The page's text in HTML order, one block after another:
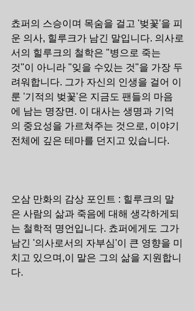
쵸퍼의 스승이며 목숨을 걸고 '벚꽃'을 피
운 의사, 힐루크가 남긴 말입니다. 의사로
서의 힐루크의 철학은 "병으로 죽는
것"이 ​​아니라 "잊을 수있는 것"을 가장 두
려워합니다. 그가 자신의 인생을 걸어 이
룬 '기적의 벚꽃'은 지금도 팬들의 마음
에 남는 명장면. 이 대사는 생명과 기억
의 중요성을 가르쳐주는 것으로, 이야기
전체에 깊은 테마를 던지고 있습니다.
오삼 만화의 감상 포인트 : 힐루크의 말
은 사람의 삶과 죽음에 대해 생각하게되
는 철학적 명언입니다. 쵸퍼에게도 그가
남긴 '의사로서의 자부심'이 큰 영향을 미
치고 있으며,이 말은 그의 삶을 지원합니
다.